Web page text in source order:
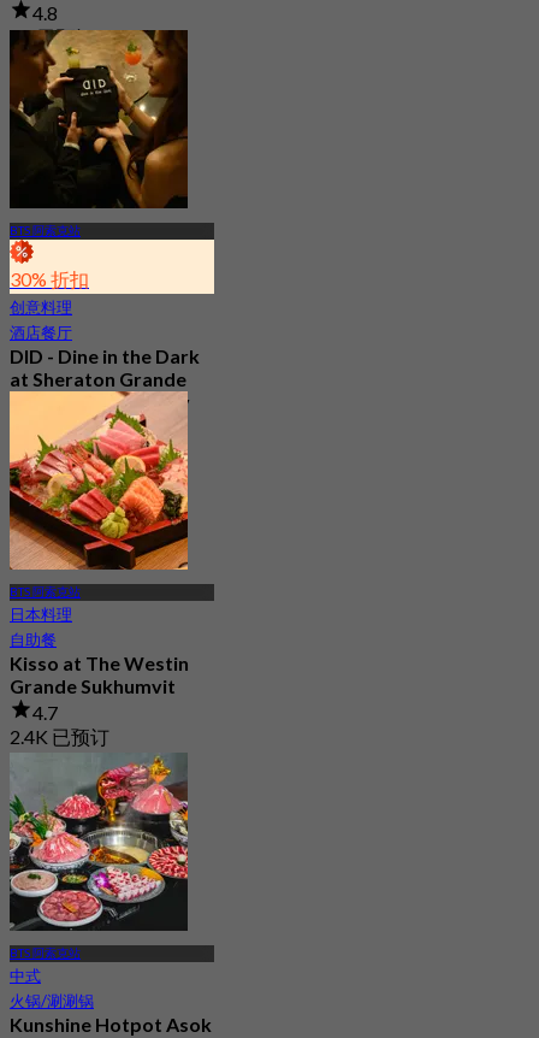
4.8
2K 已预订
起฿ 794.25
BTS 阿索克站
30% 折扣
创意料理
酒店餐厅
DID - Dine in the Dark
at Sheraton Grande
Sukhumvit, a Luxury
Collection Hotel ,
Bangkok
5.0
328 已预订
起฿ 1,590
BTS 阿索克站
日本料理
自助餐
Kisso at The Westin
Grande Sukhumvit
4.7
2.4K 已预订
BTS 阿索克站
中式
火锅/涮涮锅
Kunshine Hotpot Asok